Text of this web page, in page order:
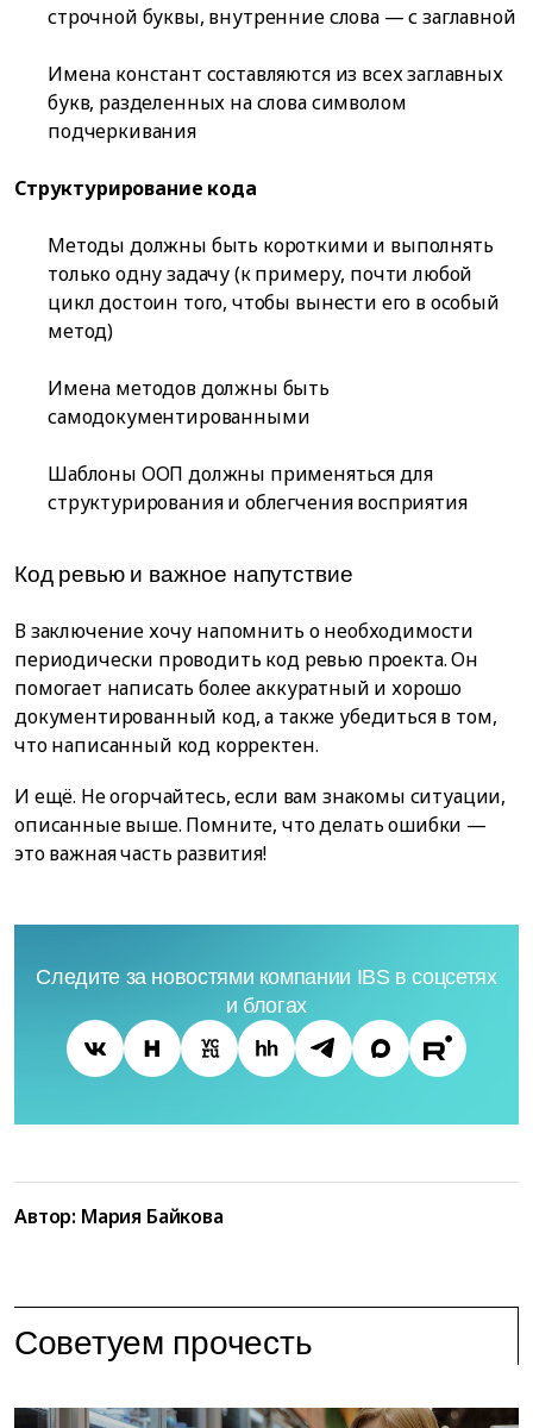
строчной буквы, внутренние слова — с заглавной
Имена констант составляются из всех заглавных
букв, разделенных на слова символом
подчеркивания
Структурирование кода
Методы должны быть короткими и выполнять
только одну задачу (к примеру, почти любой
цикл достоин того, чтобы вынести его в особый
метод)
Имена методов должны быть
самодокументированными
Шаблоны ООП должны применяться для
структурирования и облегчения восприятия
Код ревью и важное напутствие
В заключение хочу напомнить о необходимости
периодически проводить код ревью проекта. Он
помогает написать более аккуратный и хорошо
документированный код, а также убедиться в том,
что написанный код корректен.
И ещё. Не огорчайтесь, если вам знакомы ситуации,
описанные выше. Помните, что делать ошибки —
это важная часть развития!
Следите за новостями компании IBS в соцсетях
и блогах
Автор: Мария Байкова
Советуем прочесть